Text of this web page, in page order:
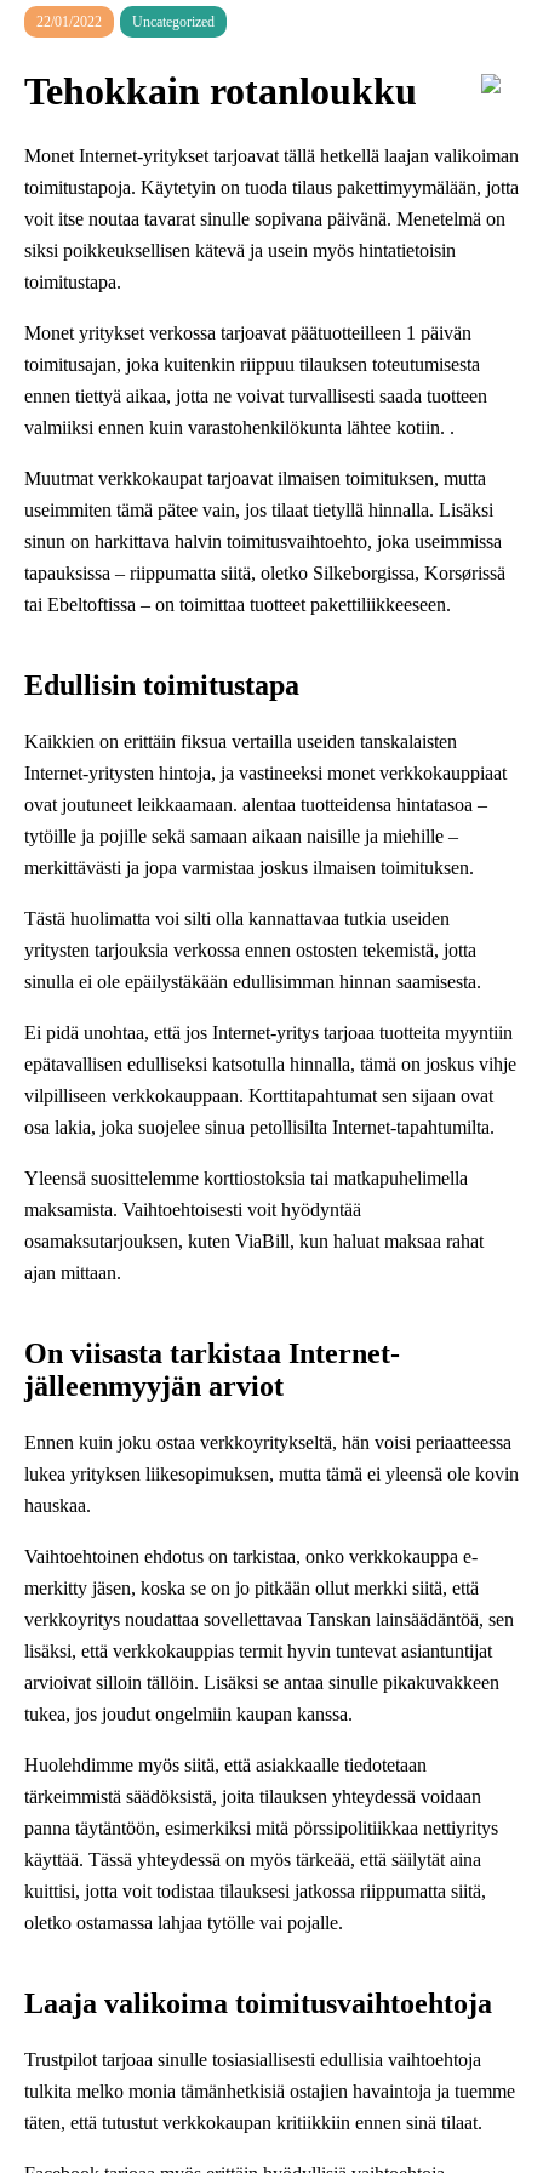
22/01/2022 Uncategorized
Tehokkain rotanloukku
Monet Internet-yritykset tarjoavat tällä hetkellä laajan valikoiman
toimitustapoja. Käytetyin on tuoda tilaus pakettimyymälään, jotta
voit itse noutaa tavarat sinulle sopivana päivänä. Menetelmä on
siksi poikkeuksellisen kätevä ja usein myös hintatietoisin
toimitustapa.
Monet yritykset verkossa tarjoavat päätuotteilleen 1 päivän
toimitusajan, joka kuitenkin riippuu tilauksen toteutumisesta
ennen tiettyä aikaa, jotta ne voivat turvallisesti saada tuotteen
valmiiksi ennen kuin varastohenkilökunta lähtee kotiin. .
Muutmat verkkokaupat tarjoavat ilmaisen toimituksen, mutta
useimmiten tämä pätee vain, jos tilaat tietyllä hinnalla. Lisäksi
sinun on harkittava halvin toimitusvaihtoehto, joka useimmissa
tapauksissa – riippumatta siitä, oletko Silkeborgissa, Korsørissä
tai Ebeltoftissa – on toimittaa tuotteet pakettiliikkeeseen.
Edullisin toimitustapa
Kaikkien on erittäin fiksua vertailla useiden tanskalaisten
Internet-yritysten hintoja, ja vastineeksi monet verkkokauppiaat
ovat joutuneet leikkaamaan. alentaa tuotteidensa hintatasoa –
tytöille ja pojille sekä samaan aikaan naisille ja miehille –
merkittävästi ja jopa varmistaa joskus ilmaisen toimituksen.
Tästä huolimatta voi silti olla kannattavaa tutkia useiden
yritysten tarjouksia verkossa ennen ostosten tekemistä, jotta
sinulla ei ole epäilystäkään edullisimman hinnan saamisesta.
Ei pidä unohtaa, että jos Internet-yritys tarjoaa tuotteita myyntiin
epätavallisen edulliseksi katsotulla hinnalla, tämä on joskus vihje
vilpilliseen verkkokauppaan. Korttitapahtumat sen sijaan ovat
osa lakia, joka suojelee sinua petollisilta Internet-tapahtumilta.
Yleensä suosittelemme korttiostoksia tai matkapuhelimella
maksamista. Vaihtoehtoisesti voit hyödyntää
osamaksutarjouksen, kuten ViaBill, kun haluat maksaa rahat
ajan mittaan.
On viisasta tarkistaa Internet-
jälleenmyyjän arviot
Ennen kuin joku ostaa verkkoyritykseltä, hän voisi periaatteessa
lukea yrityksen liikesopimuksen, mutta tämä ei yleensä ole kovin
hauskaa.
Vaihtoehtoinen ehdotus on tarkistaa, onko verkkokauppa e-
merkitty jäsen, koska se on jo pitkään ollut merkki siitä, että
verkkoyritys noudattaa sovellettavaa Tanskan lainsäädäntöä, sen
lisäksi, että verkkokauppias termit hyvin tuntevat asiantuntijat
arvioivat silloin tällöin. Lisäksi se antaa sinulle pikakuvakkeen
tukea, jos joudut ongelmiin kaupan kanssa.
Huolehdimme myös siitä, että asiakkaalle tiedotetaan
tärkeimmistä säädöksistä, joita tilauksen yhteydessä voidaan
panna täytäntöön, esimerkiksi mitä pörssipolitiikkaa nettiyritys
käyttää. Tässä yhteydessä on myös tärkeää, että säilytät aina
kuittisi, jotta voit todistaa tilauksesi jatkossa riippumatta siitä,
oletko ostamassa lahjaa tytölle vai pojalle.
Laaja valikoima toimitusvaihtoehtoja
Trustpilot tarjoaa sinulle tosiasiallisesti edullisia vaihtoehtoja
tulkita melko monia tämänhetkisiä ostajien havaintoja ja tuemme
täten, että tutustut verkkokaupan kritiikkiin ennen sinä tilaat.